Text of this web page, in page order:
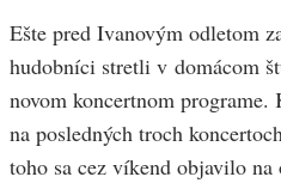
Ešte pred Ivanovým odletom
hudobníci stretli v domácom
novom koncertnom
na posledných troch
toho sa cez víkend objavilo